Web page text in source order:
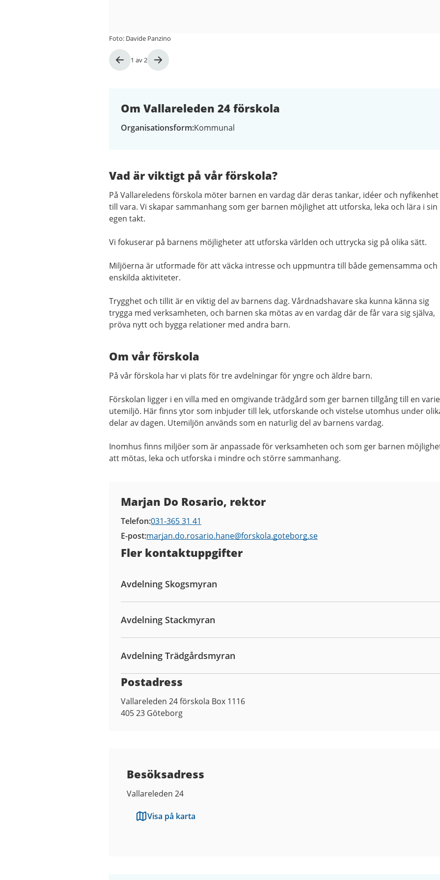
Bild
1 av2
Foto: Davide Panzino
Om Vallareleden 24 förskola
Organisationsform Kommunal
Vad är viktigt på vår förskola?
På Vallareledens förskola möter barnen en vardag där deras tankar, idéer och
till vara. Vi skapar sammanhang som ger barnen möjlighet att utforska, leka och lära i sin
egen takt.
Vi fokuserar på barnens möjligheter att utforska världen och uttrycka sig på olika sätt.
Miljöerna är utformade för att väcka intresse och uppmuntra till både gemensamma och
enskilda aktiviteter.
Trygghet och tillit är en viktig del av barnens dag. Vårdnadshavare ska kunna känna sig
trygga med verksamheten, och barnen ska mötas av en vardag där de får vara sig själva,
pröva nytt och bygga relationer med andra barn.
Om vår förskola
På vår förskola har vi plats för tre avdelningar för yngre och äldre barn.
Förskolan ligger i en villa med en omgivande trädgård som ger barnen tillgång till en
utemiljö. Här finns ytor som inbjuder till lek, utforskande och vistelse utomhus under
delar av dagen. Utemiljön används som en naturlig del av barnens vardag.
Inomhus finns miljöer som är anpassade för verksamheten och som ger barnen
att mötas, leka och utforska i mindre och större sammanhang.
Marjan Do Rosario, rektor
Telefon 031-365 31 41
E-post marjan.do.rosario.hane@forskola.goteborg.se
Fler kontaktuppgifter
Avdelning Skogsmyran
Avdelning Stackmyran
Avdelning Trädgårdsmyran
Postadress
Vallareleden 24 förskola Box 1116
405 23 Göteborg
Besöksadress
Vallareleden 24
Visa på karta